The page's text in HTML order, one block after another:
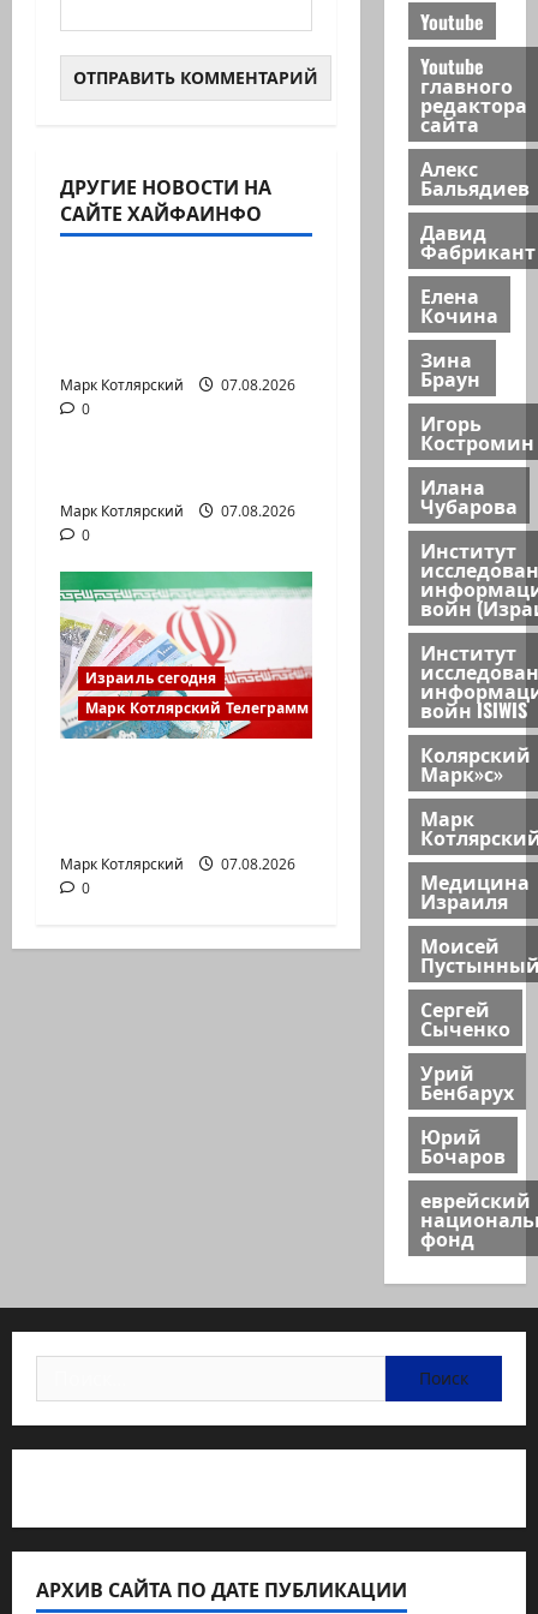
ДРУГИЕ НОВОСТИ НА
САЙТЕ ХАЙФАИНФО
Израиль сегодня
Марк Котлярский Телеграмм Канал
Марк Котлярский
07.08.2026
0
Израиль сегодня
Марк Котлярский Телеграмм Канал
Марк Котлярский
07.08.2026
0
Израиль сегодня
Марк Котлярский Телеграмм Канал
Марк Котлярский
07.08.2026
0
Youtube
Youtube
главного
редактора
сайта
Алекс
Бальядиев
Давид
Фабрикант
Елена
Кочина
Зина
Браун
Игорь
Костромин
Илана
Чубарова
Институт
войн
Институт
войн ISIWIS
Колярский
Марк»с»
Марк
Медицина
Израиля
Моисей
Сергей
Сыченко
Урий
Бенбарух
Юрий
Бочаров
еврейский
фонд
АРХИВ САЙТА ПО ДАТЕ ПУБЛИКАЦИИ